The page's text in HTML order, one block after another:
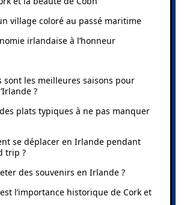
village coloré au passé maritime
irlandaise à l’honneur
sont les meilleures saisons pour
?
plats typiques à ne pas manquer
se déplacer en Irlande pendant
trip ?
des souvenirs en Irlande ?
l’importance historique de Cork et